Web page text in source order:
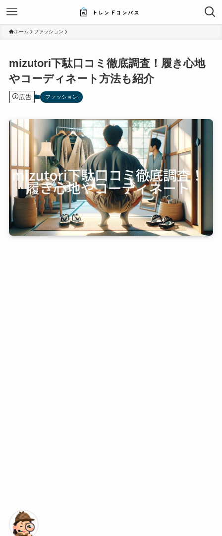
ホーム ファッション
mizutori下駄口コミ徹底調査！履き心地
やコーディネート方法も紹介
広告 ファッション